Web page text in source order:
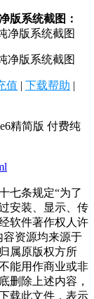
版系统截图：
值 | 下载帮助 |
精简版 付费纯
七条规定“为了
安装、显示、传
软件著作权人许
容资源均来源于
属原版权方所
能用作商业或非
删除上述内容，
载此文件，表示